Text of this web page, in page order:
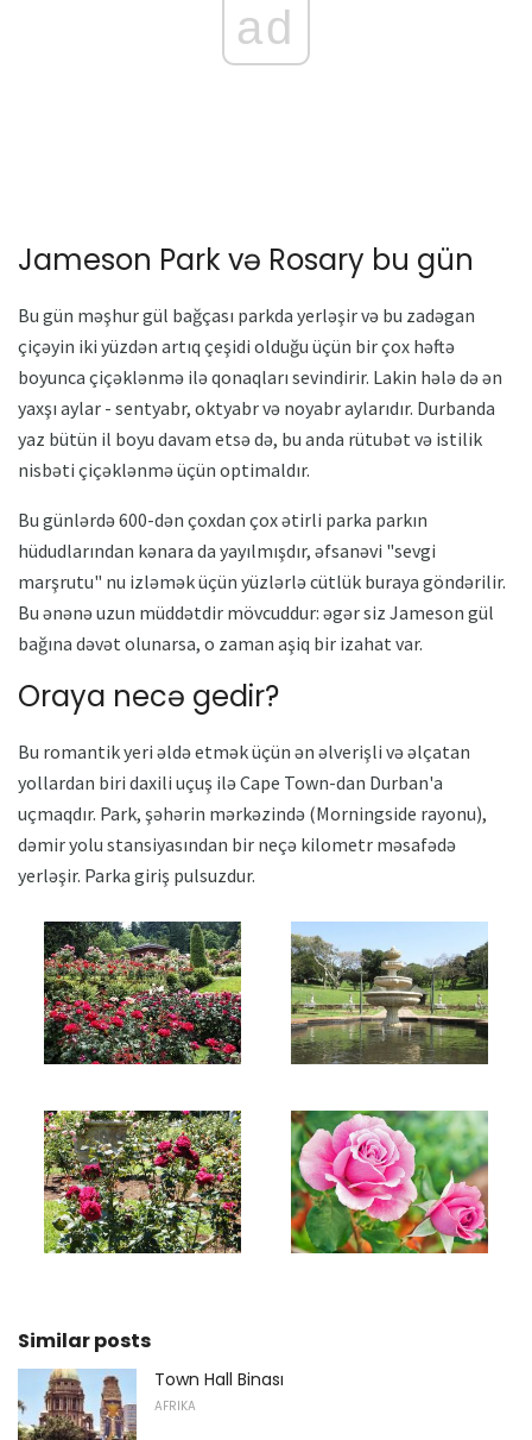
ad
Jameson Park və Rosary bu gün
Bu gün məşhur gül bağçası parkda yerləşir və bu zadəgan
çiçəyin iki yüzdən artıq çeşidi olduğu üçün bir çox həftə
boyunca çiçəklənmə ilə qonaqları sevindirir. Lakin hələ də ən
yaxşı aylar - sentyabr, oktyabr və noyabr aylarıdır. Durbanda
yaz bütün il boyu davam etsə də, bu anda rütubət və istilik
nisbəti çiçəklənmə üçün optimaldır.
Bu günlərdə 600-dən çoxdan çox ətirli parka parkın
hüdudlarından kənara da yayılmışdır, əfsanəvi "sevgi
marşrutu" nu izləmək üçün yüzlərlə cütlük buraya göndərilir.
Bu ənənə uzun müddətdir mövcuddur: əgər siz Jameson gül
bağına dəvət olunarsa, o zaman aşiq bir izahat var.
Oraya necə gedir?
Bu romantik yeri əldə etmək üçün ən əlverişli və əlçatan
yollardan biri daxili uçuş ilə Cape Town-dan Durban'a
uçmaqdır. Park, şəhərin mərkəzində (Morningside rayonu),
dəmir yolu stansiyasından bir neçə kilometr məsafədə
yerləşir. Parka giriş pulsuzdur.
Similar posts
Town Hall Binası
AFRIKA